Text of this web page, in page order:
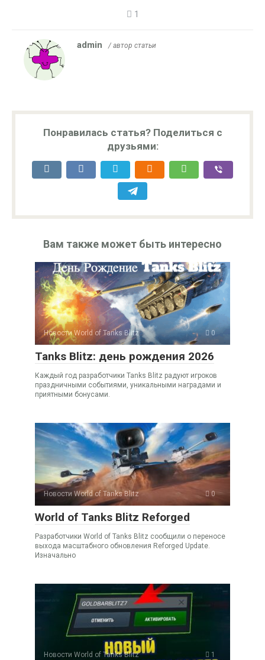
1
admin / автор статьи
Понравилась статья? Поделиться с
друзьями:
Вам также может быть интересно
Новости World of Tanks Blitz 0
Tanks Blitz: день рождения 2026
Каждый год разработчики Tanks Blitz радуют игроков
праздничными событиями, уникальными наградами и
приятными бонусами.
Новости World of Tanks Blitz 0
World of Tanks Blitz Reforged
Разработчики World of Tanks Blitz сообщили о переносе
выхода масштабного обновления Reforged Update.
Изначально
Новости World of Tanks Blitz 1